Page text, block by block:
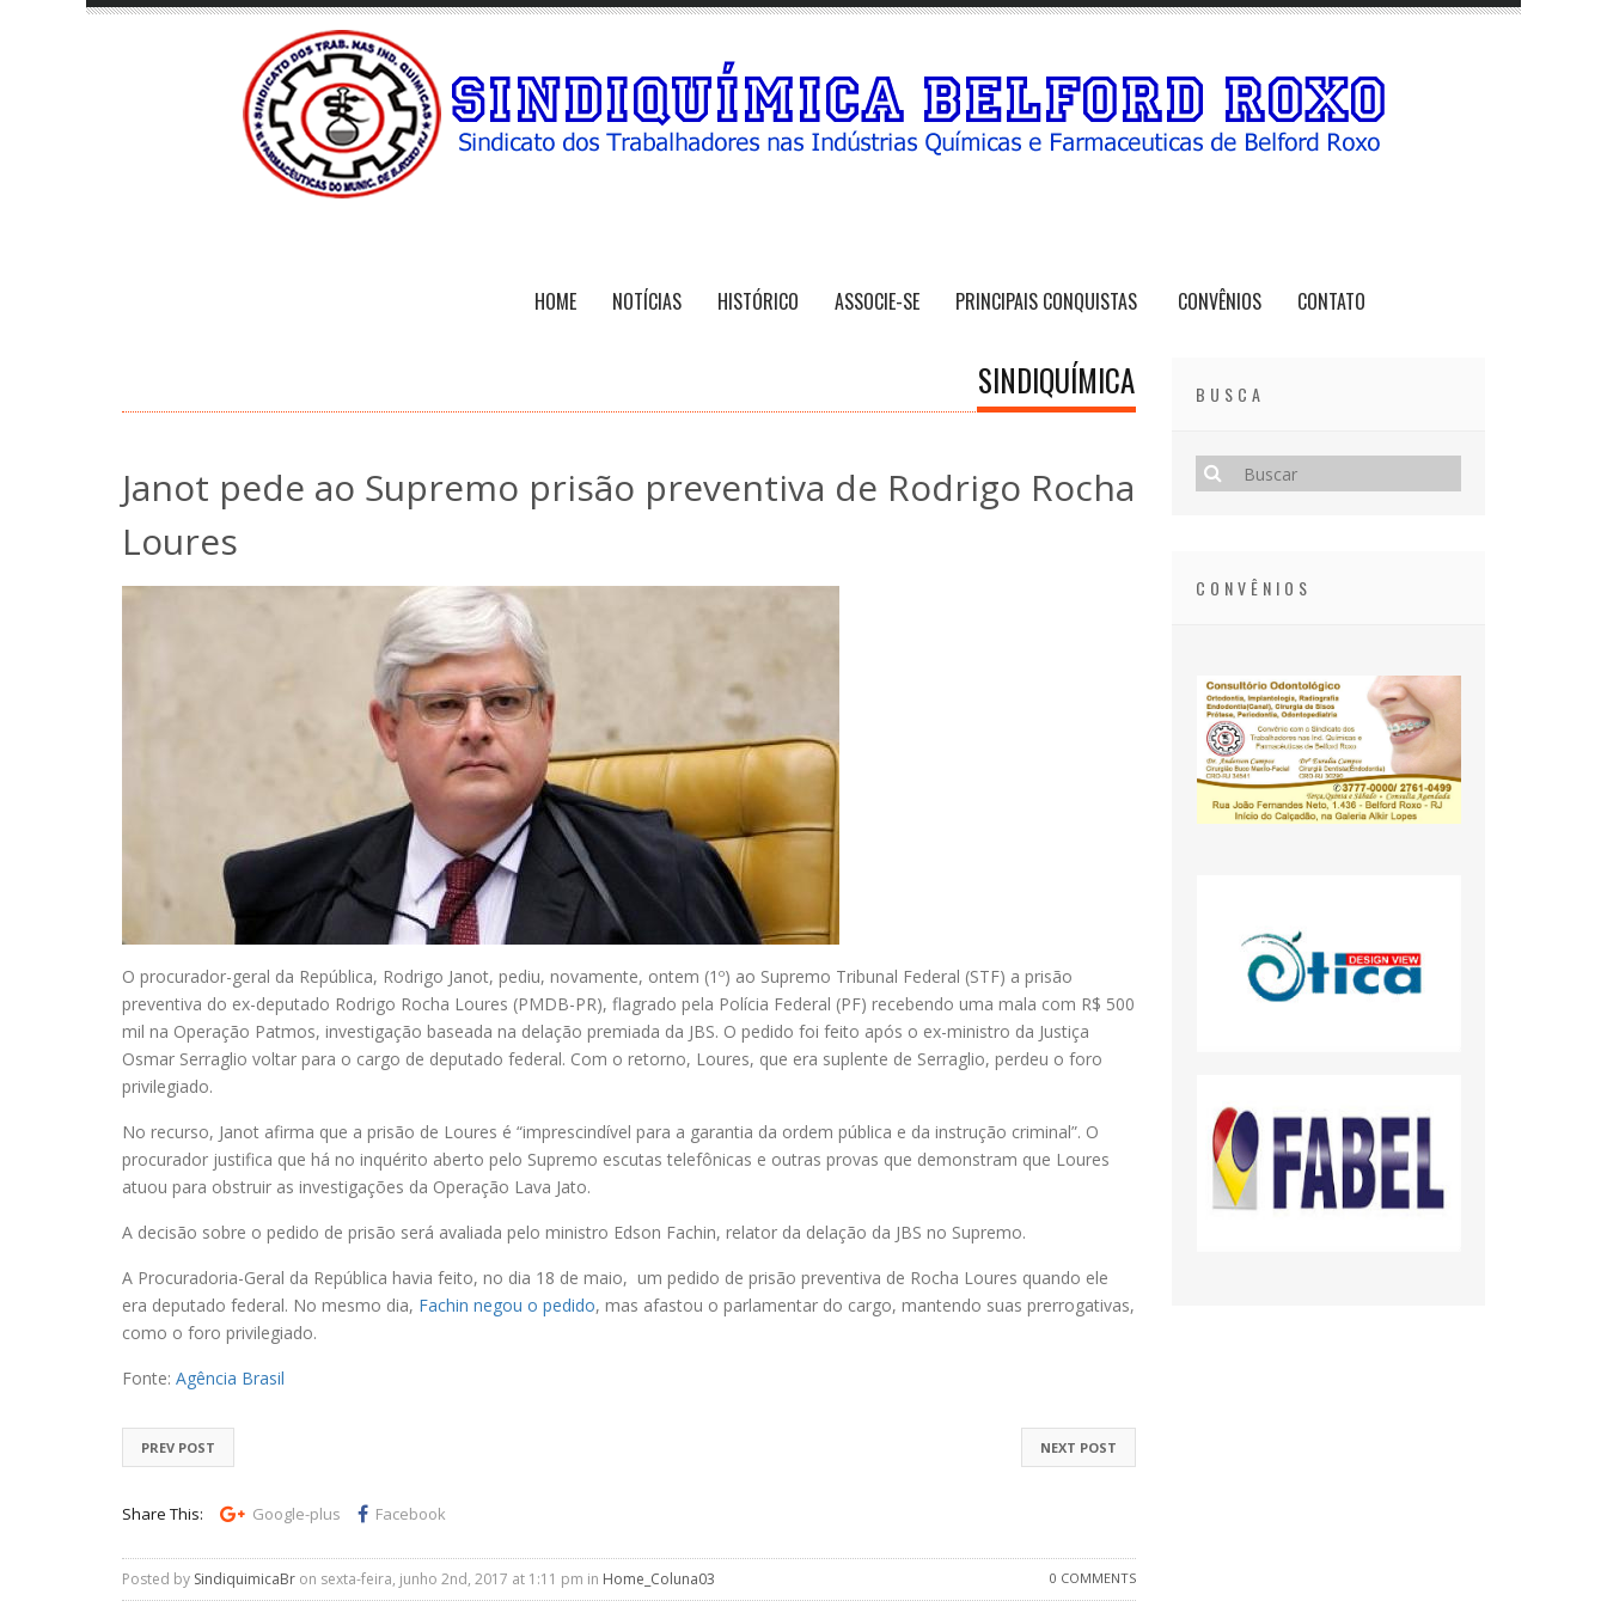
HOME NOTÍCIAS HISTÓRICO ASSOCIE-SE PRINCIPAIS CONQUISTAS CONVÊNIOS CONTATO
SINDIQUÍMICA
Janot pede ao Supremo prisão preventiva de Rodrigo Rocha
Loures
O procurador-geral da República, Rodrigo Janot, pediu, novamente, ontem (1º) ao Supremo Tribunal Federal (STF) a prisão
preventiva do ex-deputado Rodrigo Rocha Loures (PMDB-PR), flagrado pela Polícia Federal (PF) recebendo uma mala com R$ 500
mil na Operação Patmos, investigação baseada na delação premiada da JBS. O pedido foi feito após o ex-ministro da Justiça
Osmar Serraglio voltar para o cargo de deputado federal. Com o retorno, Loures, que era suplente de Serraglio, perdeu o foro
privilegiado.
No recurso, Janot afirma que a prisão de Loures é “imprescindível para a garantia da ordem pública e da instrução criminal”. O
procurador justifica que há no inquérito aberto pelo Supremo escutas telefônicas e outras provas que demonstram que Loures
atuou para obstruir as investigações da Operação Lava Jato.
A decisão sobre o pedido de prisão será avaliada pelo ministro Edson Fachin, relator da delação da JBS no Supremo.
A Procuradoria-Geral da República havia feito, no dia 18 de maio, um pedido de prisão preventiva de Rocha Loures quando ele
era deputado federal. No mesmo dia, Fachin negou o pedido, mas afastou o parlamentar do cargo, mantendo suas prerrogativas,
como o foro privilegiado.
Fonte: Agência Brasil
NEXT POST
PREV POST
Share This: Google-plus Facebook
0 COMMENTS
Posted by SindiquimicaBr on sexta-feira, junho 2nd, 2017 at 1:11 pm in Home_Coluna03
BUSCA
CONVÊNIOS